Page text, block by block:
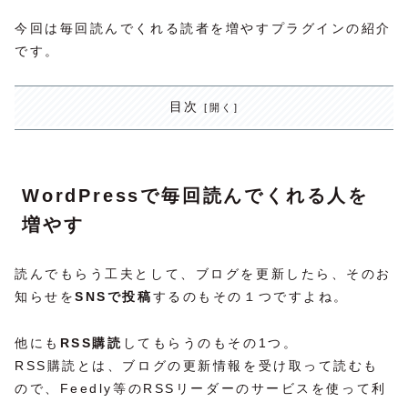
今回は毎回読んでくれる読者を増やすプラグインの紹介
です。
目次
WordPressで毎回読んでくれる人を
増やす
読んでもらう工夫として、ブログを更新したら、そのお
知らせをSNSで投稿するのもその１つですよね。
他にも RSS購読 してもらうのもその1つ。
RSS購読とは、ブログの更新情報を受け取って読むも
ので、Feedly等のRSSリーダーのサービスを使って利